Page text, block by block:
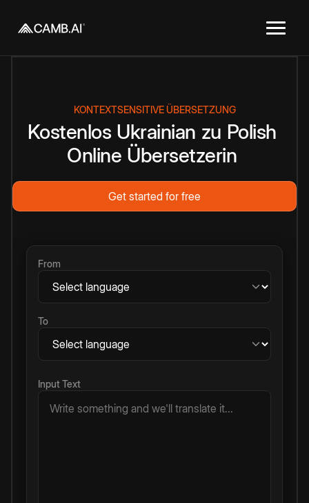
KONTEXTSENSITIVE ÜBERSETZUNG
Kostenlos Ukrainian zu Polish
Online Übersetzerin
Get started for free
From
To
Input Text